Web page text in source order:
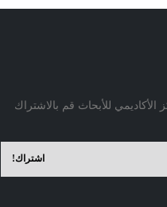
للأبحاث قم بالاشتراك